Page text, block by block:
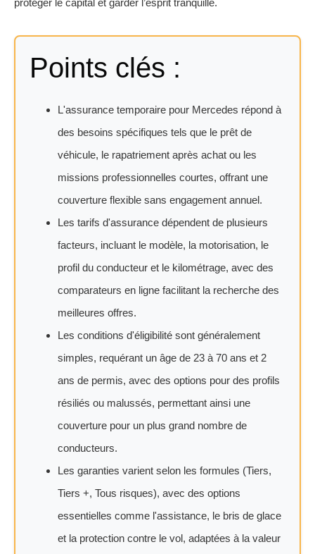
protéger le capital et garder l’esprit tranquille.
Points clés :
L'assurance temporaire pour Mercedes répond à
des besoins spécifiques tels que le prêt de
véhicule, le rapatriement après achat ou les
missions professionnelles courtes, offrant une
couverture flexible sans engagement annuel.
Les tarifs d'assurance dépendent de plusieurs
facteurs, incluant le modèle, la motorisation, le
profil du conducteur et le kilométrage, avec des
comparateurs en ligne facilitant la recherche des
meilleures offres.
Les conditions d'éligibilité sont généralement
simples, requérant un âge de 23 à 70 ans et 2
ans de permis, avec des options pour des profils
résiliés ou malussés, permettant ainsi une
couverture pour un plus grand nombre de
conducteurs.
Les garanties varient selon les formules (Tiers,
Tiers +, Tous risques), avec des options
essentielles comme l'assistance, le bris de glace
et la protection contre le vol, adaptées à la valeur